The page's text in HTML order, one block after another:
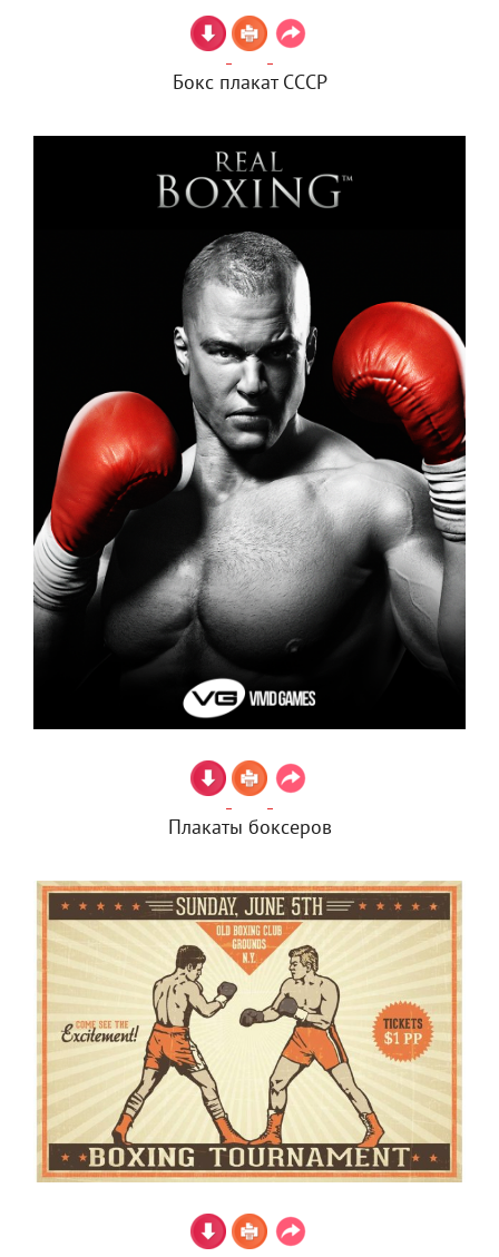
Бокс плакат СССР
Плакаты боксеров